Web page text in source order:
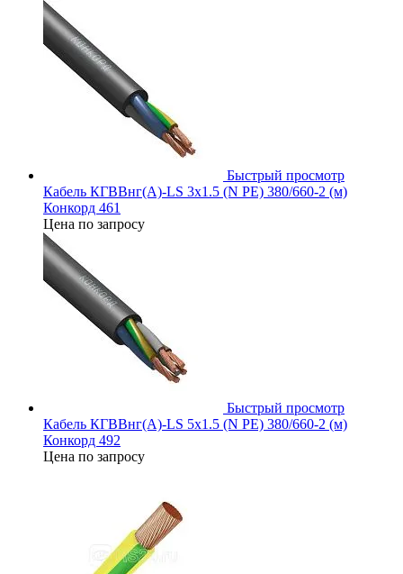
Быстрый просмотр
Кабель КГВВнг(А)-LS 3х1.5 (N PE) 380/660-2 (м)
Конкорд 461
Цена по запросу
Быстрый просмотр
Кабель КГВВнг(А)-LS 5х1.5 (N PE) 380/660-2 (м)
Конкорд 492
Цена по запросу